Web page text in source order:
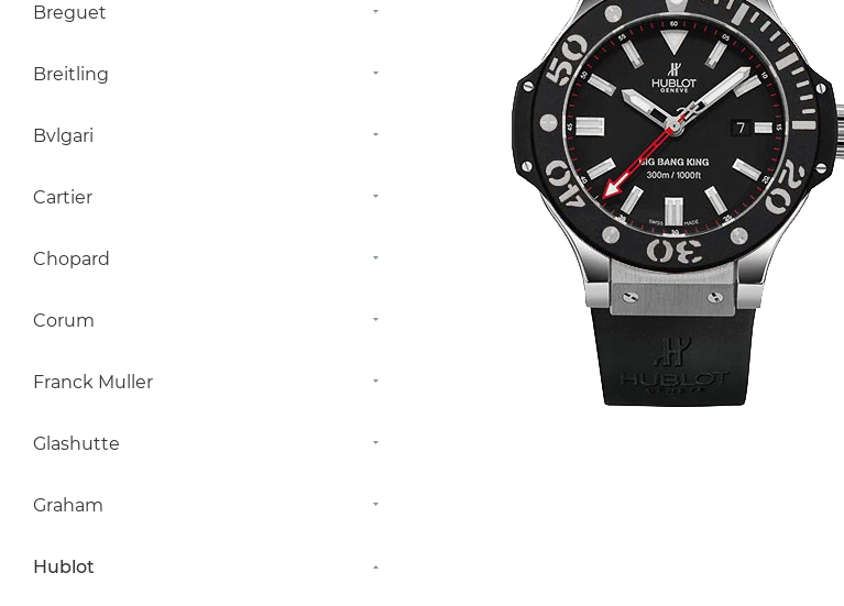
Breguet
Breitling
Bvlgari
Cartier
Chopard
Corum
Franck Muller
Glashutte
Graham
Hublot